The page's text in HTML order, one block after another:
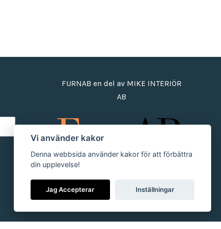
FURNAB en del av MIKE INTERIÖR
AB
Vi använder kakor
Denna webbsida använder kakor för att förbättra
din upplevelse!
Jag Accepterar Inställningar